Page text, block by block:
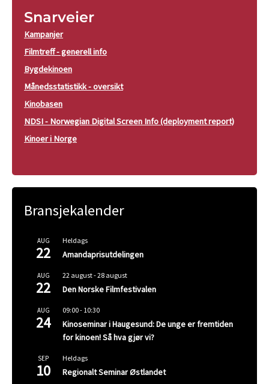
Snarveier
Kampanjer
Filmtreff - generell info
Bygdekinoen
Månedsstatistikk - oversikt
Kinobasen
NDSI - Norwegian Digital Screen Info (deployment report)
Kinoer i Norge
Bransjekalender
AUG
22
Heldags
Amandaprisutdelingen
AUG
22
22 august-28 august
Den Norske Filmfestivalen
AUG
24
09:00- 10:30
Kinoseminar i Haugesund: De unge er fremtiden
for kinoen! Så hva gjør vi?
SEP
10
Heldags
Regionalt Seminar Østlandet